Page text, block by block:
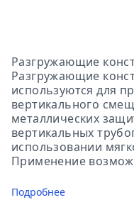
Разгружающие
Разгружающие
используются для
вертикального
металлических
вертикальных
использовании
Применение
Подробнее